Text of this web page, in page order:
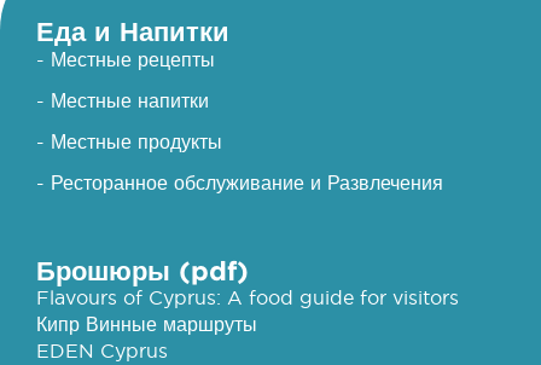
Еда и Напитки
- Местные рецепты
- Местные напитки
- Местные продукты
- Ресторанное обслуживание и Развлечения
Брошюры (pdf)
Flavours of Cyprus: A food guide for visitors
Кипр Винные маршруты
EDEN Cyprus